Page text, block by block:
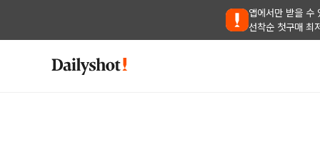
앱에서만 받을 수
선착순 첫구매 최